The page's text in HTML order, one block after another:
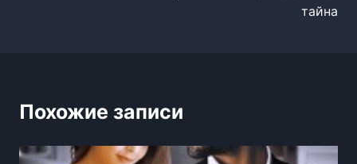
тайна
Похожие записи